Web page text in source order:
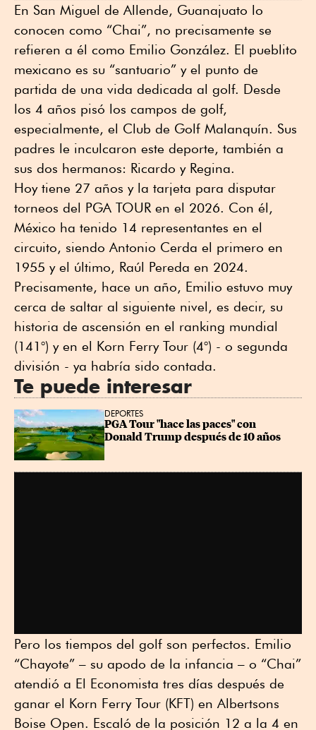
En San Miguel de Allende, Guanajuato lo
conocen como “Chai”, no precisamente se
refieren a él como Emilio González. El pueblito
mexicano es su “santuario” y el punto de
partida de una vida dedicada al golf. Desde
los 4 años pisó los campos de golf,
especialmente, el Club de Golf Malanquín. Sus
padres le inculcaron este deporte, también a
sus dos hermanos: Ricardo y Regina.
Hoy tiene 27 años y la tarjeta para disputar
torneos del PGA TOUR en el 2026. Con él,
México ha tenido 14 representantes en el
circuito, siendo Antonio Cerda el primero en
1955 y el último, Raúl Pereda en 2024.
Precisamente, hace un año, Emilio estuvo muy
cerca de saltar al siguiente nivel, es decir, su
historia de ascensión en el ranking mundial
(141°) y en el Korn Ferry Tour (4°) - o segunda
división - ya habría sido contada.
Te puede interesar
DEPORTES
PGA Tour "hace las paces" con
Donald Trump después de 10 años
Pero los tiempos del golf son perfectos. Emilio
“Chayote” – su apodo de la infancia – o “Chai”
atendió a El Economista tres días después de
ganar el Korn Ferry Tour (KFT) en Albertsons
Boise Open. Escaló de la posición 12 a la 4 en